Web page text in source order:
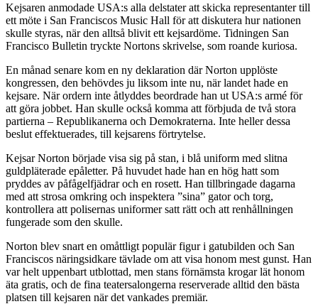
Kejsaren anmodade USA:s alla delstater att skicka representanter till
ett möte i San Franciscos Music Hall för att diskutera hur nationen
skulle styras, när den alltså blivit ett kejsardöme. Tidningen San
Francisco Bulletin tryckte Nortons skrivelse, som roande kuriosa.
En månad senare kom en ny deklaration där Norton upplöste
kongressen, den behövdes ju liksom inte nu, när landet hade en
kejsare. När ordern inte åtlyddes beordrade han ut USA:s armé för
att göra jobbet. Han skulle också komma att förbjuda de två stora
partierna – Republikanerna och Demokraterna. Inte heller dessa
beslut effektuerades, till kejsarens förtrytelse.
Kejsar Norton började visa sig på stan, i blå uniform med slitna
guldpläterade epåletter. På huvudet hade han en hög hatt som
pryddes av påfågelfjädrar och en rosett. Han tillbringade dagarna
med att strosa omkring och inspektera ”sina” gator och torg,
kontrollera att polisernas uniformer satt rätt och att renhållningen
fungerade som den skulle.
Norton blev snart en omåttligt populär figur i gatubilden och San
Franciscos näringsidkare tävlade om att visa honom mest gunst. Han
var helt uppenbart utblottad, men stans förnämsta krogar lät honom
äta gratis, och de fina teatersalongerna reserverade alltid den bästa
platsen till kejsaren när det vankades premiär.